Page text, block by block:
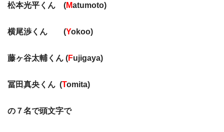
松本光平くん (Matumoto)
横尾渉くん (Yokoo)
藤ヶ谷太輔くん (Fujigaya)
冨田真央くん (Tomita)
の７名で頭文字で